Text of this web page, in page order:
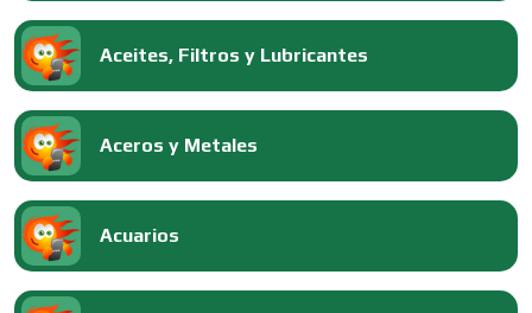
Aceites, Filtros y Lubricantes
Aceros y Metales
Acuarios